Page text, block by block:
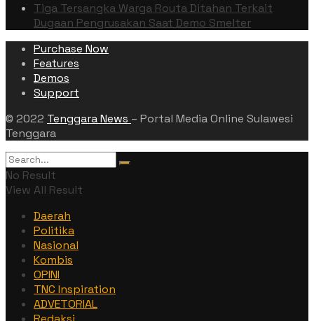
Tiga Tersangka Warga Routa Ditahan Terkait
Dugaan Pengrusakan Saat Demo Smelter
Purchase Now
Features
Demos
Support
© 2022 Tenggara News – Portal Media Online Sulawesi
Tenggara
No Result
View All Result
Daerah
Politika
Nasional
Kombis
OPINI
TNC Inspiration
ADVETORIAL